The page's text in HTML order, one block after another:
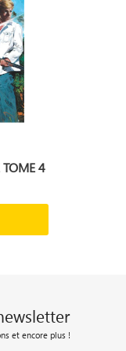
4
et encore plus !